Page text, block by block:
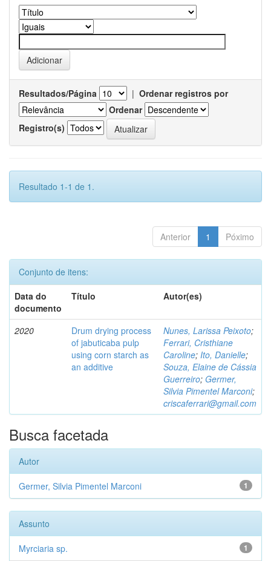
Resultados/Página | Ordenar registros por
Ordenar
Registro(s)
Resultado 1-1 de 1.
Anterior 1 Póximo
Conjunto de itens:
Data do
documento
Título Autor(es)
2020
Drum drying process
of jabuticaba pulp
using corn starch as
an additive
Nunes, Larissa Peixoto;
Ferrari, Cristhiane
Caroline; Ito, Danielle;
Souza, Elaine de Cássia
Guerreiro; Germer,
Silvia Pimentel Marconi;
criscaferrari@gmail.com
Busca facetada
Autor
1
Germer, Silvia Pimentel Marconi
Assunto
1
Myrciaria sp.